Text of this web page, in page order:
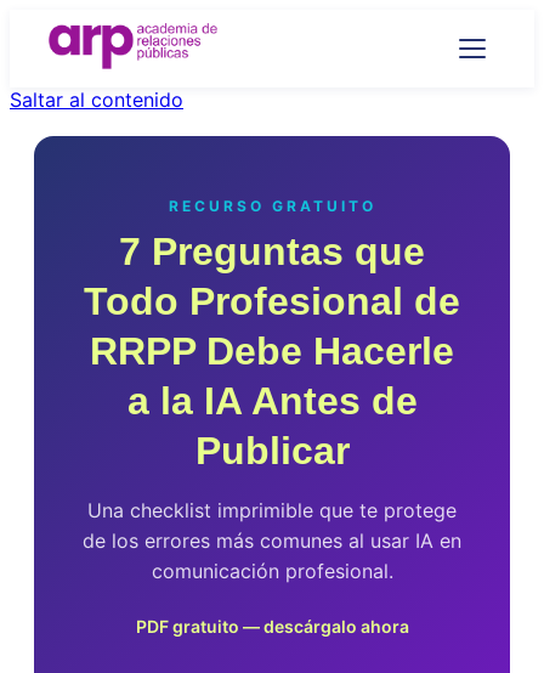
Saltar al contenido
RECURSO GRATUITO
7 Preguntas que
Todo Profesional de
RRPP Debe Hacerle
a la IA Antes de
Publicar
Una checklist imprimible que te protege
de los errores más comunes al usar IA en
comunicación profesional.
PDF gratuito — descárgalo ahora